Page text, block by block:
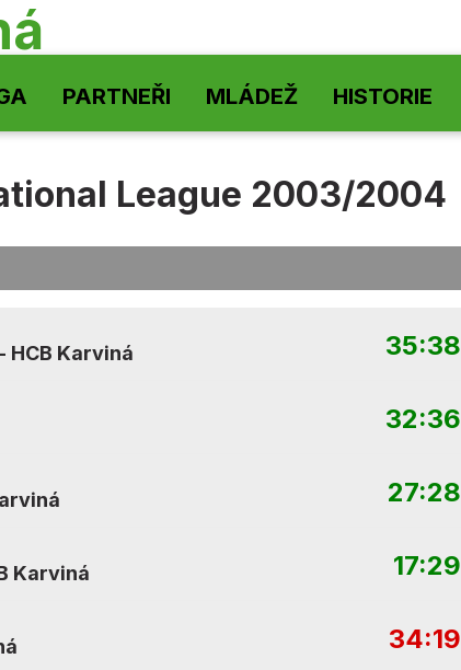
PARTNEŘI MLÁDEŽ HISTORIE
League 2003/2004
- HCB Karviná 35:38
32:36
27:28
Karviná 17:29
34:19